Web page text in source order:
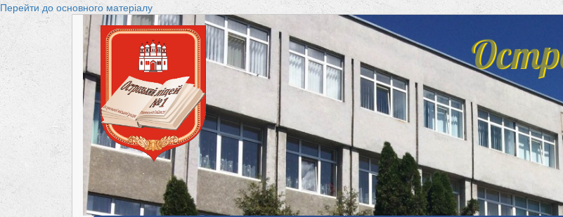
Перейти до основного матеріалу